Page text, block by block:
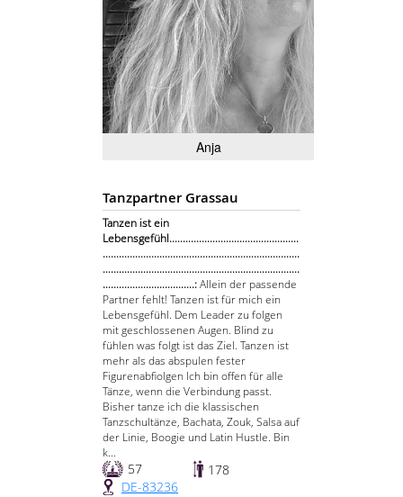
Anja
Tanzpartner Grassau
Tanzen ist ein
Lebensgefühl................................................
.........................................................................
.........................................................................
..................................:Allein der passende
Partner fehlt! Tanzen ist für mich ein
Lebensgefühl. Dem Leader zu folgen
mit geschlossenen Augen. Blind zu
fühlen was folgt ist das Ziel. Tanzen ist
mehr als das abspulen fester
Figurenabfiolgen Ich bin offen für alle
Tänze, wenn die Verbindung passt.
Bisher tanze ich die klassischen
Tanzschultänze, Bachata, Zouk, Salsa auf
der Linie, Boogie und Latin Hustle. Bin
k...
57
178
DE-83236